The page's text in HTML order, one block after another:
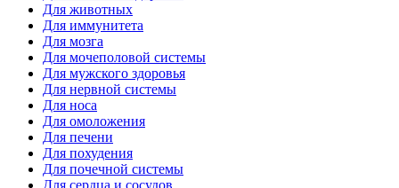
Для животных
Для иммунитета
Для мозга
Для мочеполовой системы
Для мужского здоровья
Для нервной системы
Для носа
Для омоложения
Для печени
Для похудения
Для почечной системы